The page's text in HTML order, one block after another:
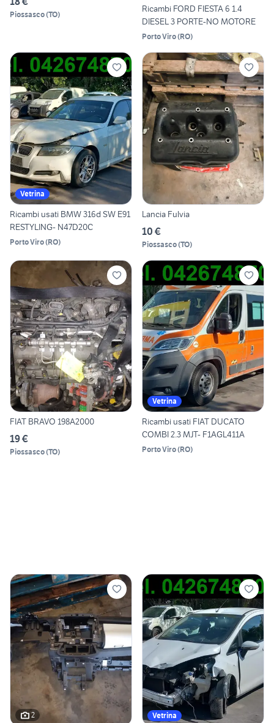
Piossasco(TO)
Ricambi FORD FIESTA 6 1.4
DIESEL 3 PORTE-NO MOTORE
Porto Viro(RO)
Vetrina
Ricambi usati BMW 316d SW E91
RESTYLING- N47D20C
Porto Viro(RO)
Lancia Fulvia
10 €
Piossasco(TO)
FIAT BRAVO 198A2000
19 €
Piossasco(TO)
Vetrina
Ricambi usati FIAT DUCATO
COMBI 2.3 MJT- F1AGL411A
Porto Viro(RO)
2 Vetrina